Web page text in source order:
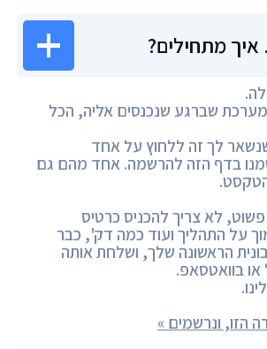
איך מתחילים?
שברגע שנכנסים אליה, הכל
לך זה ללחוץ על אחד
בדף הזה להרשמה. אחד מהם גם
לא צריך להכניס כרטיס
על התהליך ועוד כמה דק', כבר
הראשונה שלך, ושלחת אותה
או בוואטסאפ.
הזו, ונרשמים »